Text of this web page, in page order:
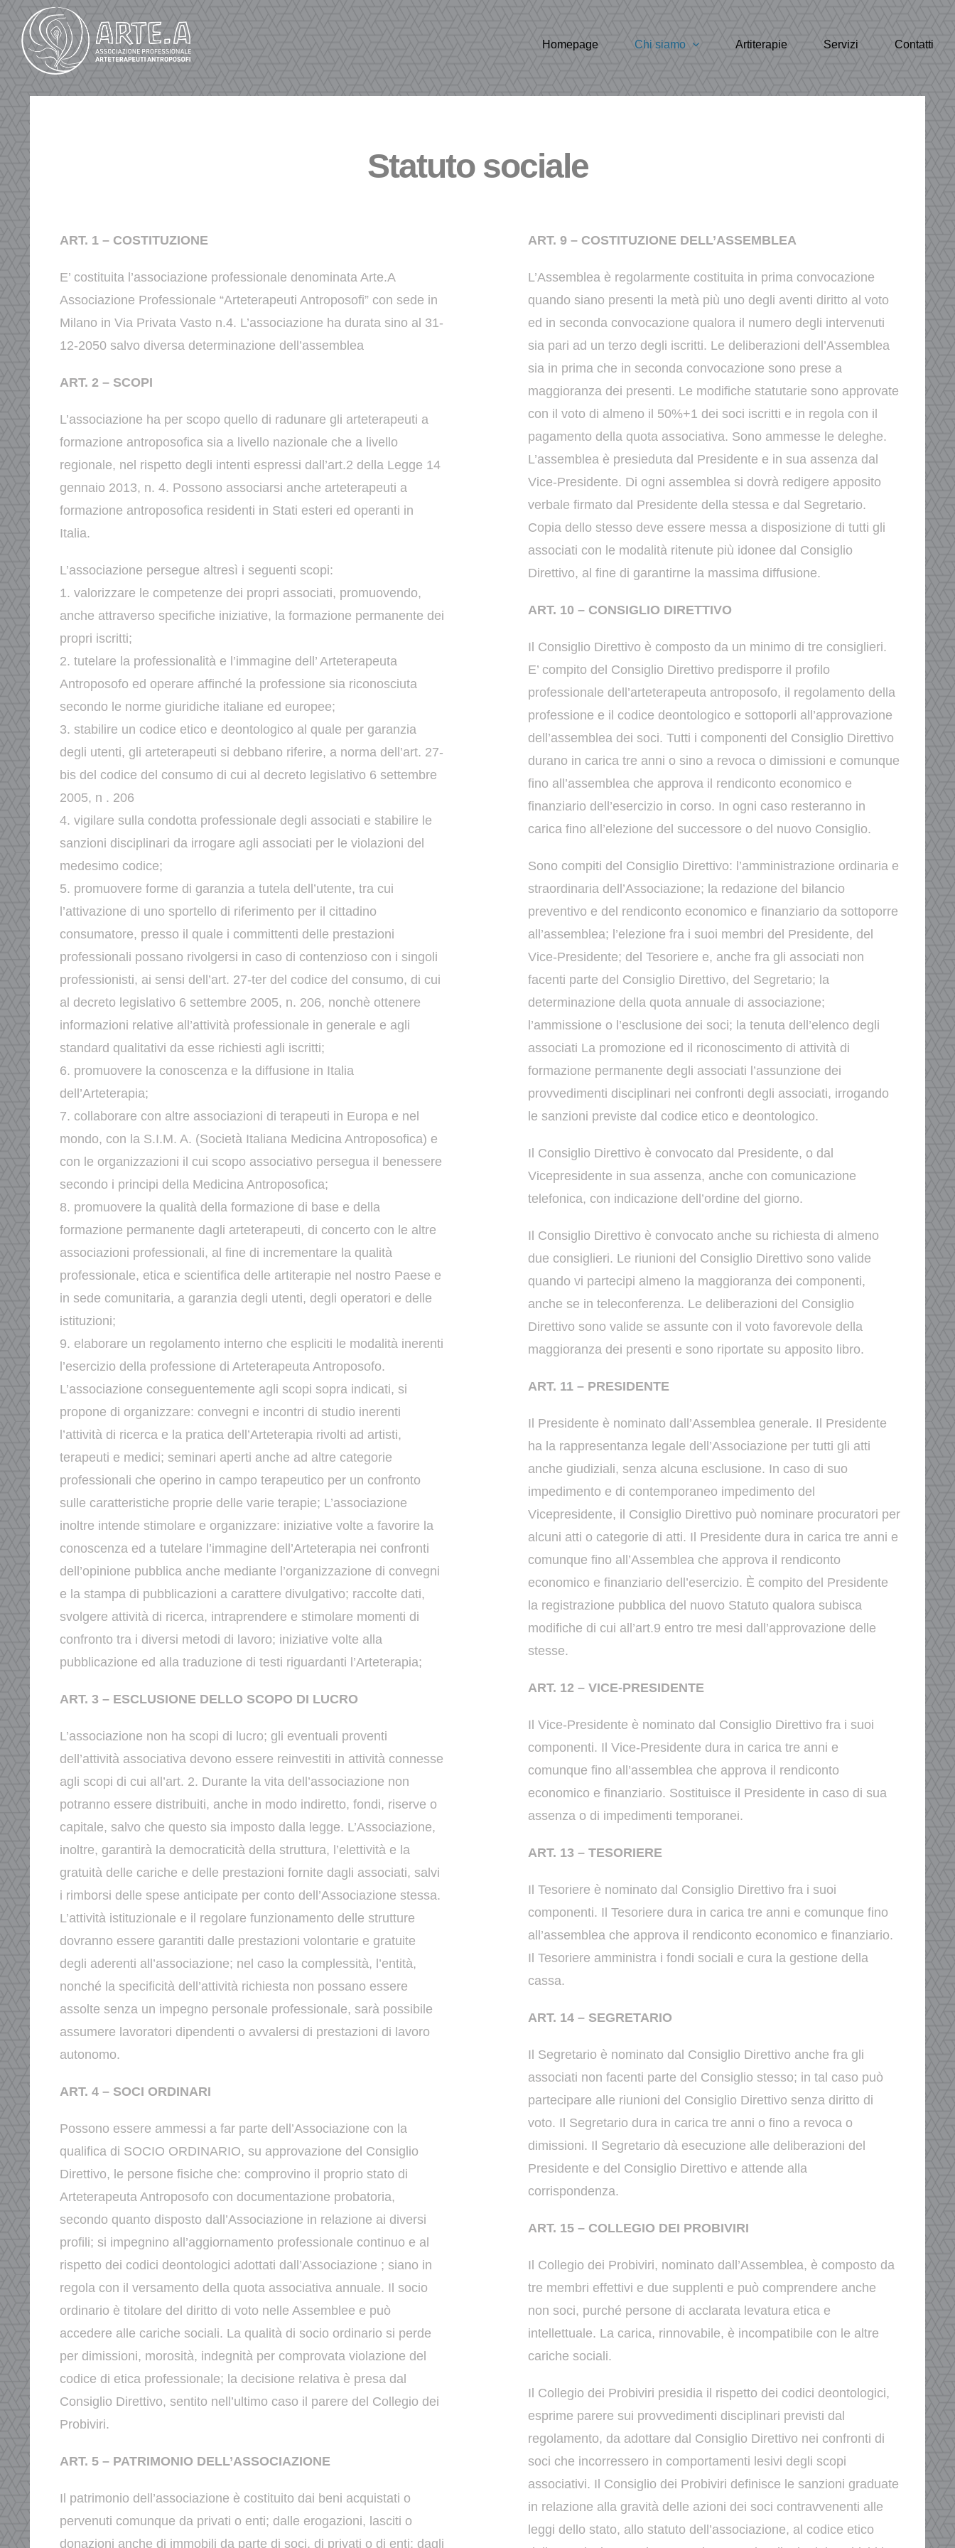
contenuto
Homepage Chi siamo Artiterapie Servizi Contatti
Statuto sociale
ART. 1 – COSTITUZIONE
E’ costituita l’associazione professionale denominata Arte.A
Associazione Professionale “Arteterapeuti Antroposofi” con sede in
Milano in Via Privata Vasto n.4. L’associazione ha durata sino al 31-
12-2050 salvo diversa determinazione dell’assemblea
ART. 2 – SCOPI
L’associazione ha per scopo quello di radunare gli arteterapeuti a
formazione antroposofica sia a livello nazionale che a livello
regionale, nel rispetto degli intenti espressi dall’art.2 della Legge 14
gennaio 2013, n. 4. Possono associarsi anche arteterapeuti a
formazione antroposofica residenti in Stati esteri ed operanti in
Italia.
L’associazione persegue altresì i seguenti scopi:
1. valorizzare le competenze dei propri associati, promuovendo,
anche attraverso specifiche iniziative, la formazione permanente dei
propri iscritti;
2. tutelare la professionalità e l’immagine dell’ Arteterapeuta
Antroposofo ed operare affinché la professione sia riconosciuta
secondo le norme giuridiche italiane ed europee;
3. stabilire un codice etico e deontologico al quale per garanzia
degli utenti, gli arteterapeuti si debbano riferire, a norma dell’art. 27-
bis del codice del consumo di cui al decreto legislativo 6 settembre
2005, n . 206
4. vigilare sulla condotta professionale degli associati e stabilire le
sanzioni disciplinari da irrogare agli associati per le violazioni del
medesimo codice;
5. promuovere forme di garanzia a tutela dell’utente, tra cui
l’attivazione di uno sportello di riferimento per il cittadino
consumatore, presso il quale i committenti delle prestazioni
professionali possano rivolgersi in caso di contenzioso con i singoli
professionisti, ai sensi dell’art. 27-ter del codice del consumo, di cui
al decreto legislativo 6 settembre 2005, n. 206, nonchè ottenere
informazioni relative all’attività professionale in generale e agli
standard qualitativi da esse richiesti agli iscritti;
6. promuovere la conoscenza e la diffusione in Italia
dell’Arteterapia;
7. collaborare con altre associazioni di terapeuti in Europa e nel
mondo, con la S.I.M. A. (Società Italiana Medicina Antroposofica) e
con le organizzazioni il cui scopo associativo persegua il benessere
secondo i principi della Medicina Antroposofica;
8. promuovere la qualità della formazione di base e della
formazione permanente dagli arteterapeuti, di concerto con le altre
associazioni professionali, al fine di incrementare la qualità
professionale, etica e scientifica delle artiterapie nel nostro Paese e
in sede comunitaria, a garanzia degli utenti, degli operatori e delle
istituzioni;
9. elaborare un regolamento interno che espliciti le modalità inerenti
l’esercizio della professione di Arteterapeuta Antroposofo.
L’associazione conseguentemente agli scopi sopra indicati, si
propone di organizzare: convegni e incontri di studio inerenti
l’attività di ricerca e la pratica dell’Arteterapia rivolti ad artisti,
terapeuti e medici; seminari aperti anche ad altre categorie
professionali che operino in campo terapeutico per un confronto
sulle caratteristiche proprie delle varie terapie; L’associazione
inoltre intende stimolare e organizzare: iniziative volte a favorire la
conoscenza ed a tutelare l’immagine dell’Arteterapia nei confronti
dell’opinione pubblica anche mediante l’organizzazione di convegni
e la stampa di pubblicazioni a carattere divulgativo; raccolte dati,
svolgere attività di ricerca, intraprendere e stimolare momenti di
confronto tra i diversi metodi di lavoro; iniziative volte alla
pubblicazione ed alla traduzione di testi riguardanti l’Arteterapia;
ART. 3 – ESCLUSIONE DELLO SCOPO DI LUCRO
L’associazione non ha scopi di lucro; gli eventuali proventi
dell’attività associativa devono essere reinvestiti in attività connesse
agli scopi di cui all’art. 2. Durante la vita dell’associazione non
potranno essere distribuiti, anche in modo indiretto, fondi, riserve o
capitale, salvo che questo sia imposto dalla legge. L’Associazione,
inoltre, garantirà la democraticità della struttura, l’elettività e la
gratuità delle cariche e delle prestazioni fornite dagli associati, salvi
i rimborsi delle spese anticipate per conto dell’Associazione stessa.
L’attività istituzionale e il regolare funzionamento delle strutture
dovranno essere garantiti dalle prestazioni volontarie e gratuite
degli aderenti all’associazione; nel caso la complessità, l’entità,
nonché la specificità dell’attività richiesta non possano essere
assolte senza un impegno personale professionale, sarà possibile
assumere lavoratori dipendenti o avvalersi di prestazioni di lavoro
autonomo.
ART. 4 – SOCI ORDINARI
Possono essere ammessi a far parte dell’Associazione con la
qualifica di SOCIO ORDINARIO, su approvazione del Consiglio
Direttivo, le persone fisiche che: comprovino il proprio stato di
Arteterapeuta Antroposofo con documentazione probatoria,
secondo quanto disposto dall’Associazione in relazione ai diversi
profili; si impegnino all’aggiornamento professionale continuo e al
rispetto dei codici deontologici adottati dall’Associazione ; siano in
regola con il versamento della quota associativa annuale. Il socio
ordinario è titolare del diritto di voto nelle Assemblee e può
accedere alle cariche sociali. La qualità di socio ordinario si perde
per dimissioni, morosità, indegnità per comprovata violazione del
codice di etica professionale; la decisione relativa è presa dal
Consiglio Direttivo, sentito nell’ultimo caso il parere del Collegio dei
Probiviri.
ART. 5 – PATRIMONIO DELL’ASSOCIAZIONE
Il patrimonio dell’associazione è costituito dai beni acquistati o
pervenuti comunque da privati o enti; dalle erogazioni, lasciti o
donazioni anche di immobili da parte di soci, di privati o di enti; dagli
ART. 9 – COSTITUZIONE DELL’ASSEMBLEA
L’Assemblea è regolarmente costituita in prima convocazione
quando siano presenti la metà più uno degli aventi diritto al voto
ed in seconda convocazione qualora il numero degli intervenuti
sia pari ad un terzo degli iscritti. Le deliberazioni dell’Assemblea
sia in prima che in seconda convocazione sono prese a
maggioranza dei presenti. Le modifiche statutarie sono approvate
con il voto di almeno il 50%+1 dei soci iscritti e in regola con il
pagamento della quota associativa. Sono ammesse le deleghe.
L’assemblea è presieduta dal Presidente e in sua assenza dal
Vice-Presidente. Di ogni assemblea si dovrà redigere apposito
verbale firmato dal Presidente della stessa e dal Segretario.
Copia dello stesso deve essere messa a disposizione di tutti gli
associati con le modalità ritenute più idonee dal Consiglio
Direttivo, al fine di garantirne la massima diffusione.
ART. 10 – CONSIGLIO DIRETTIVO
Il Consiglio Direttivo è composto da un minimo di tre consiglieri.
E’ compito del Consiglio Direttivo predisporre il profilo
professionale dell’arteterapeuta antroposofo, il regolamento della
professione e il codice deontologico e sottoporli all’approvazione
dell’assemblea dei soci. Tutti i componenti del Consiglio Direttivo
durano in carica tre anni o sino a revoca o dimissioni e comunque
fino all’assemblea che approva il rendiconto economico e
finanziario dell’esercizio in corso. In ogni caso resteranno in
carica fino all’elezione del successore o del nuovo Consiglio.
Sono compiti del Consiglio Direttivo: l’amministrazione ordinaria e
straordinaria dell’Associazione; la redazione del bilancio
preventivo e del rendiconto economico e finanziario da sottoporre
all’assemblea; l’elezione fra i suoi membri del Presidente, del
Vice-Presidente; del Tesoriere e, anche fra gli associati non
facenti parte del Consiglio Direttivo, del Segretario; la
determinazione della quota annuale di associazione;
l’ammissione o l’esclusione dei soci; la tenuta dell’elenco degli
associati La promozione ed il riconoscimento di attività di
formazione permanente degli associati l’assunzione dei
provvedimenti disciplinari nei confronti degli associati, irrogando
le sanzioni previste dal codice etico e deontologico.
Il Consiglio Direttivo è convocato dal Presidente, o dal
Vicepresidente in sua assenza, anche con comunicazione
telefonica, con indicazione dell’ordine del giorno.
Il Consiglio Direttivo è convocato anche su richiesta di almeno
due consiglieri. Le riunioni del Consiglio Direttivo sono valide
quando vi partecipi almeno la maggioranza dei componenti,
anche se in teleconferenza. Le deliberazioni del Consiglio
Direttivo sono valide se assunte con il voto favorevole della
maggioranza dei presenti e sono riportate su apposito libro.
ART. 11 – PRESIDENTE
Il Presidente è nominato dall’Assemblea generale. Il Presidente
ha la rappresentanza legale dell’Associazione per tutti gli atti
anche giudiziali, senza alcuna esclusione. In caso di suo
impedimento e di contemporaneo impedimento del
Vicepresidente, il Consiglio Direttivo può nominare procuratori per
alcuni atti o categorie di atti. Il Presidente dura in carica tre anni e
comunque fino all’Assemblea che approva il rendiconto
economico e finanziario dell’esercizio. È compito del Presidente
la registrazione pubblica del nuovo Statuto qualora subisca
modifiche di cui all’art.9 entro tre mesi dall’approvazione delle
stesse.
ART. 12 – VICE-PRESIDENTE
Il Vice-Presidente è nominato dal Consiglio Direttivo fra i suoi
componenti. Il Vice-Presidente dura in carica tre anni e
comunque fino all’assemblea che approva il rendiconto
economico e finanziario. Sostituisce il Presidente in caso di sua
assenza o di impedimenti temporanei.
ART. 13 – TESORIERE
Il Tesoriere è nominato dal Consiglio Direttivo fra i suoi
componenti. Il Tesoriere dura in carica tre anni e comunque fino
all’assemblea che approva il rendiconto economico e finanziario.
Il Tesoriere amministra i fondi sociali e cura la gestione della
cassa.
ART. 14 – SEGRETARIO
Il Segretario è nominato dal Consiglio Direttivo anche fra gli
associati non facenti parte del Consiglio stesso; in tal caso può
partecipare alle riunioni del Consiglio Direttivo senza diritto di
voto. Il Segretario dura in carica tre anni o fino a revoca o
dimissioni. Il Segretario dà esecuzione alle deliberazioni del
Presidente e del Consiglio Direttivo e attende alla
corrispondenza.
ART. 15 – COLLEGIO DEI PROBIVIRI
Il Collegio dei Probiviri, nominato dall’Assemblea, è composto da
tre membri effettivi e due supplenti e può comprendere anche
non soci, purché persone di acclarata levatura etica e
intellettuale. La carica, rinnovabile, è incompatibile con le altre
cariche sociali.
Il Collegio dei Probiviri presidia il rispetto dei codici deontologici,
esprime parere sui provvedimenti disciplinari previsti dal
regolamento, da adottare dal Consiglio Direttivo nei confronti di
soci che incorressero in comportamenti lesivi degli scopi
associativi. Il Consiglio dei Probiviri definisce le sanzioni graduate
in relazione alla gravità delle azioni dei soci contravvenenti alle
leggi dello stato, allo statuto dell’associazione, al codice etico